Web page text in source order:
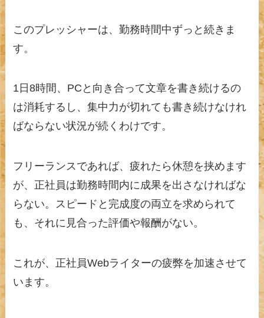
このプレッシャーは、勤務時間中ずっと続きま
す。
1日8時間、PCと向き合って文章を書き続けるの
は消耗するし、集中力が切れても書き続けなけれ
ばならない状況が続くわけです。
フリーランスであれば、疲れたら休憩を挟めます
が、正社員は勤務時間内に成果を出さなければな
らない。スピードと完成度の両立を求められて
も、それに見合った評価や報酬がない。
これが、正社員Webライターの疲弊を加速させて
います。